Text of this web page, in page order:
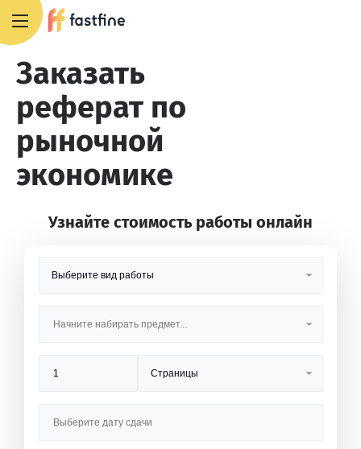
Заказать
реферат по
рыночной
экономике
Узнайте стоимость работы онлайн